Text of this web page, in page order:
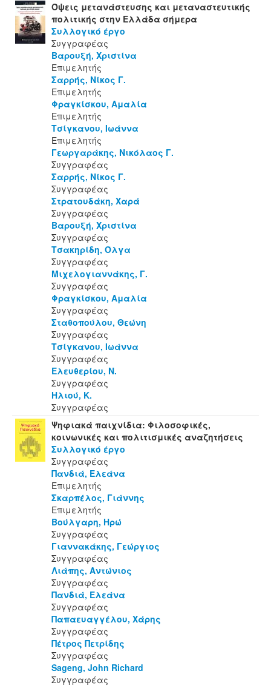
Όψεις μετανάστευσης και μεταναστευτικής
πολιτικής στην Ελλάδα σήμερα
Συλλογικό έργο
Συγγραφέας
Βαρουξή, Χριστίνα
Επιμελητής
Σαρρής, Νίκος Γ.
Επιμελητής
Φραγκίσκου, Αμαλία
Επιμελητής
Τσίγκανου, Ιωάννα
Επιμελητής
Γεωργαράκης, Νικόλαος Γ.
Συγγραφέας
Σαρρής, Νίκος Γ.
Συγγραφέας
Στρατουδάκη, Χαρά
Συγγραφέας
Βαρουξή, Χριστίνα
Συγγραφέας
Τσακηρίδη, Όλγα
Συγγραφέας
Μιχελογιαννάκης, Γ.
Συγγραφέας
Φραγκίσκου, Αμαλία
Συγγραφέας
Σταθοπούλου, Θεώνη
Συγγραφέας
Τσίγκανου, Ιωάννα
Συγγραφέας
Ελευθερίου, Ν.
Συγγραφέας
Ηλιού, Κ.
Συγγραφέας
Ψηφιακά παιχνίδια: Φιλοσοφικές,
κοινωνικές και πολιτισμικές αναζητήσεις
Συλλογικό έργο
Συγγραφέας
Πανδιά, Ελεάνα
Επιμελητής
Σκαρπέλος, Γιάννης
Επιμελητής
Βούλγαρη, Ηρώ
Συγγραφέας
Γιαννακάκης, Γεώργιος
Συγγραφέας
Λιάπης, Αντώνιος
Συγγραφέας
Πανδιά, Ελεάνα
Συγγραφέας
Παπαευαγγέλου, Χάρης
Συγγραφέας
Πέτρος Πετρίδης
Συγγραφέας
Sageng, John Richard
Συγγραφέας